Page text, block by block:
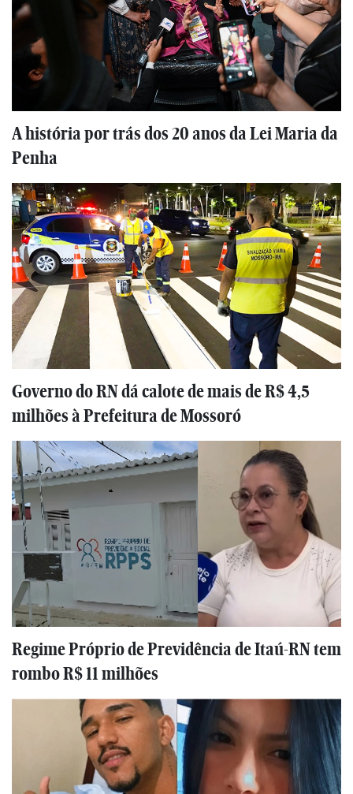
A história por trás dos 20 anos da Lei Maria da
Penha
Governo do RN dá calote de mais de R$ 4,5
milhões à Prefeitura de Mossoró
Regime Próprio de Previdência de Itaú-RN tem
rombo R$ 11 milhões